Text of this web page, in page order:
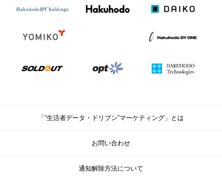
「“生活者データ・ドリブン”マーケティング」とは
お問い合わせ
通知解除方法について